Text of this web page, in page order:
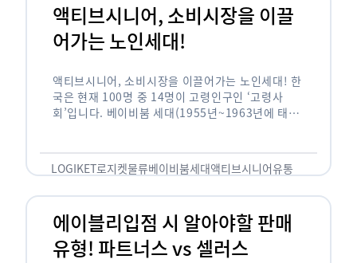
액티브시니어, 소비시장을 이끌
어가는 노인세대!
액티브시니어, 소비시장을 이끌어가는 노인세대! 한
국은 현재 100명 중 14명이 고령인구인 ‘고령사
회’입니다. 베이비붐 세대(1955년~1963년에 태어
오고 있습니다. 하지만 사회가 늙어가는 …
LOGIKET로지켓물류베이비붐세대액티브시니어유통
에이블리입점 시 알아야할 판매
유형! 파트너스 vs 셀러스